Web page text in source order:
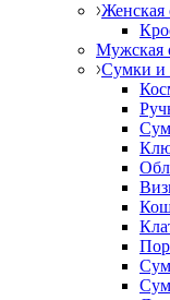
Женская
Мужская
Сумки и